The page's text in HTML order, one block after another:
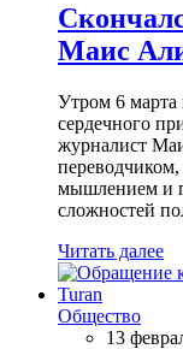
Маис
Утром 6 марта
сердечного
журналист
мышлением и
сложностей
Читать далее
Общество
13